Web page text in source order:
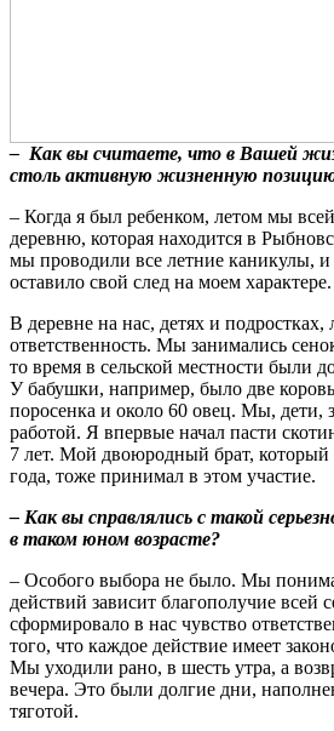
– Как вы считаете, что в Вашей
столь активную жизненную
– Когда я был ребенком, летом мы
деревню, которая находится в
мы проводили все летние каникулы, и
оставило свой след на моем характере.
В деревне на нас, детях и подростках,
ответственность. Мы занимались
то время в сельской местности были
У бабушки, например, было две
поросенка и около 60 овец. Мы, дети,
работой. Я впервые начал пасти
7 лет. Мой двоюродный брат, который
года, тоже принимал в этом участие.
– Как вы справлялись с такой
в таком юном возрасте?
– Особого выбора не было. Мы
действий зависит благополучие всей
сформировало в нас чувство
того, что каждое действие имеет
Мы уходили рано, в шесть утра, а
вечера. Это были долгие дни,
тяготой.